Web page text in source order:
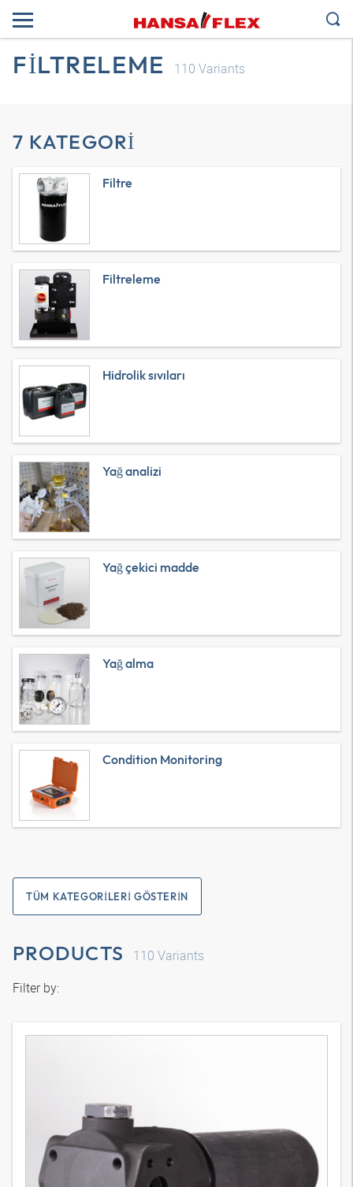
FILTRELEME 110 Variants
7 KATEGORI
Filtre
Filtreleme
Hidrolik sıvıları
Yağ analizi
Yağ çekici madde
Yağ alma
Condition Monitoring
TÜM KATEGORILERI GÖSTERIN
PRODUCTS 110 Variants
Filter by: